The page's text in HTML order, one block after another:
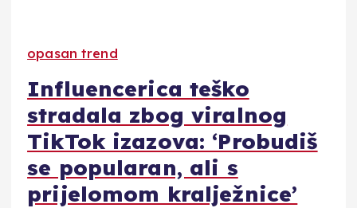
opasan trend
Influencerica teško
stradala zbog viralnog
TikTok izazova: ‘Probudiš
se popularan, ali s
prijelomom kralježnice’